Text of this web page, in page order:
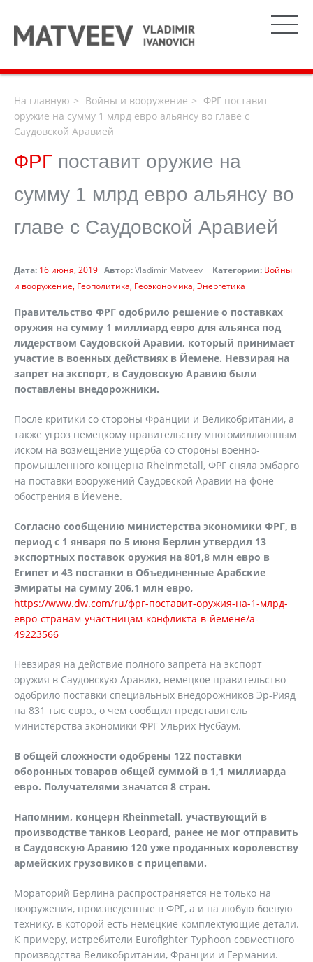
На главную Войны и вооружение
ФРГ поставит
оружие на сумму 1 млрд евро альянсу во главе с
Саудовской Аравией
ФРГ поставит оружие на
сумму 1 млрд евро альянсу во
главе с Саудовской Аравией
Дата: 16 июня, 2019 Автор:Vladimir Matveev Категории: Войны
и вооружение Геополитика Геоэкономика Энергетика
Правительство ФРГ одобрило решение о поставках
оружия на сумму 1 миллиард евро для альянса под
лидерством Саудовской Аравии, который принимает
участие в военных действиях в Йемене. Невзирая на
запрет на экспорт, в Саудовскую Аравию были
поставлены внедорожники.
После критики со стороны Франции и Великобритании, а
также угроз немецкому правительству многомиллионным
иском на возмещение ущерба со стороны военно-
промышленного концерна Rheinmetall, ФРГ сняла эмбарго
на поставки вооружений Саудовской Аравии на фоне
обострения в Йемене.
Согласно сообщению министерства экономики ФРГ, в
период с 1 января по 5 июня Берлин утвердил 13
экспортных поставок оружия на 801,8 млн евро в
Египет и 43 поставки в Объединенные Арабские
Эмираты на сумму 206,1 млн евро,
https://www.dw.com/ru/фрг-поставит-оружия-на-1-млрд-
евро-странам-участницам-конфликта-в-йемене/a-
49223566
Невзирая на действие полного запрета на экспорт
оружия в Саудовскую Аравию, немецкое правительство
одобрило поставки специальных внедорожников Эр-Рияд
на 831 тыс евро., о чем сообщил представитель
министерства экономики ФРГ Ульрих Нусбаум.
В общей сложности одобрены 122 поставки
оборонных товаров общей суммой в 1,1 миллиарда
евро. Получателями значатся 8 стран.
Напомним, концерн Rheinmetall, участвующий в
производстве танков Leopard, ранее не мог отправить
в Саудовскую Аравию 120 уже проданных королевству
армейских грузовиков с прицепами.
Мораторий Берлина распространяется не только на
вооружения, произведенные в ФРГ, а и на любую боевую
технику, в которой есть немецкие комплектующие детали.
К примеру, истребители Eurofighter Typhoon совместного
производства Великобритании, Франции и Германии.